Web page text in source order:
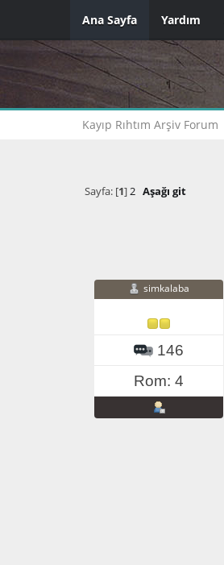
Ana Sayfa Yardım
Kayıp Rıhtım Arşiv Forum
Sayfa: [1]2 Aşağı git
simkalaba
146
Rom: 4